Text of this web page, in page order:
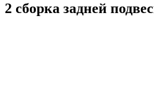
2 сборка задней